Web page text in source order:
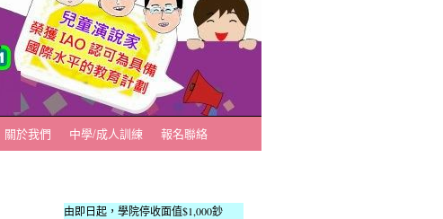
關於我們 中學/成人訓練 報名聯絡
由即日起，學院停收面值$1,000鈔